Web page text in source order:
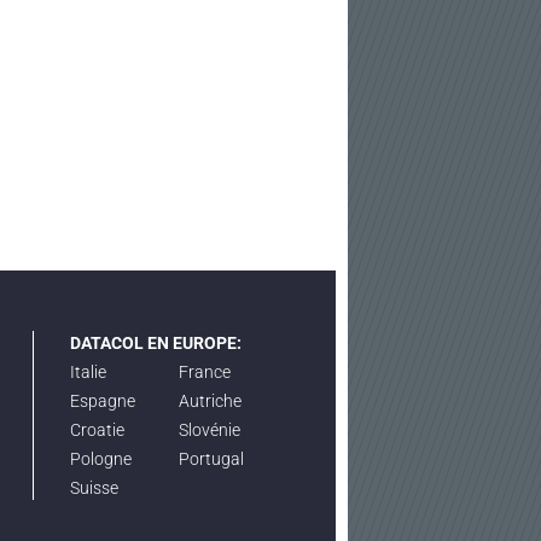
DATACOL EN EUROPE:
Italie
France
Espagne
Autriche
Croatie
Slovénie
Pologne
Portugal
Suisse